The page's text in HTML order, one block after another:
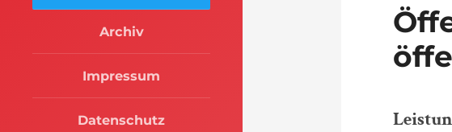
Archiv
Impressum
Datenschutz